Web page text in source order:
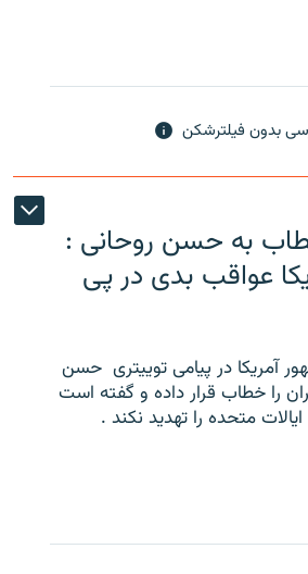
بدون فیلترشکن
به حسن روحانی :
عواقب بدی در پی
آمریکا در پیامی توییتری ‌ حسن
را خطاب قرار داده و گفته است
متحده را تهدید نکند .